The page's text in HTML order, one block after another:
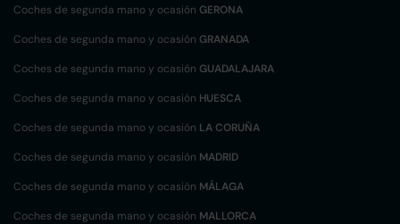
Coches de segunda mano y ocasión GERONA
Coches de segunda mano y ocasión GRANADA
Coches de segunda mano y ocasión GUADALAJARA
Coches de segunda mano y ocasión HUESCA
Coches de segunda mano y ocasión LA CORUÑA
Coches de segunda mano y ocasión MADRID
Coches de segunda mano y ocasión MÁLAGA
Coches de segunda mano y ocasión MALLORCA